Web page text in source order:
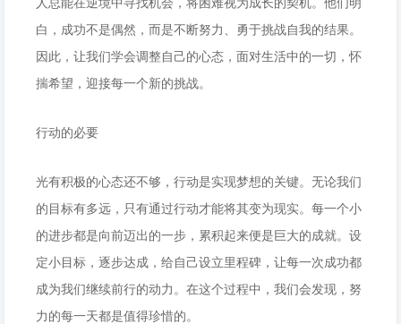
白，成功不是偶然，而是不断努力、勇于挑战自我的结果。
因此，让我们学会调整自己的心态，面对生活中的一切，怀
揣希望，迎接每一个新的挑战。
行动的必要
光有积极的心态还不够，行动是实现梦想的关键。无论我们
的目标有多远，只有通过行动才能将其变为现实。每一个小
的进步都是向前迈出的一步，累积起来便是巨大的成就。设
定小目标，逐步达成，给自己设立里程碑，让每一次成功都
成为我们继续前行的动力。在这个过程中，我们会发现，努
力的每一天都是值得珍惜的。